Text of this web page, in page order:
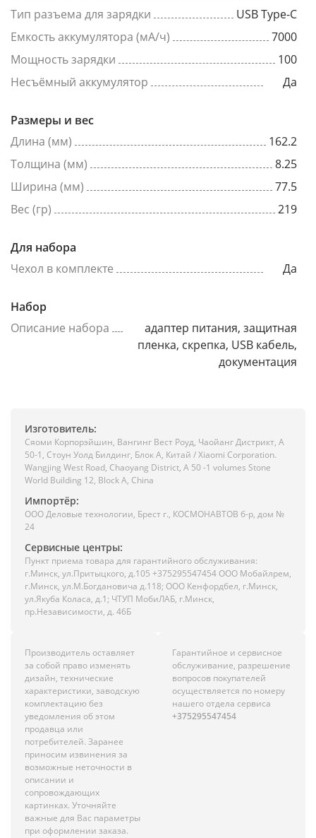
Тип разъема для зарядки
USB Type-C
Емкость аккумулятора (мА/ч)
7000
Мощность зарядки
100
Несъёмный аккумулятор
Да
Размеры и вес
Длина (мм)
162.2
Толщина (мм)
8.25
Ширина (мм)
77.5
Вес (гр)
219
Для набора
Чехол в комплекте
Да
Набор
Описание набора
адаптер питания, защитная
пленка, скрепка, USB кабель,
документация
Изготовитель:
Сяоми Корпорэйшин, Вангинг Вест Роуд, Чаойанг Дистрикт, А
50-1, Стоун Уолд Билдинг, Блок А, Китай / Xiaomi Corporation.
Wangjing West Road, Chaoyang District, A 50 -1 volumes Stone
World Building 12, Block A, China
Импортёр:
ООО Деловые технологии, Брест г., КОСМОНАВТОВ б-р, дом №
24
Сервисные центры:
Пункт приема товара для гарантийного обслуживания:
г.Минск, ул.Притыцкого, д.105 +375295547454 ООО Мобайлрем,
г.Минск, ул.М.Богдановича д.118; ООО Кенфордбел, г.Минск,
ул.Якуба Коласа, д.1; ЧТУП МобиЛАБ, г.Минск,
пр.Независимости, д. 46Б
Производитель оставляет
за собой право изменять
дизайн, технические
характеристики, заводскую
комплектацию без
уведомления об этом
продавца или
потребителей. Заранее
приносим извинения за
возможные неточности в
описании и
сопровождающих
картинках. Уточняйте
важные для Вас параметры
при оформлении заказа.
Гарантийное и сервисное
обслуживание, разрешение
вопросов покупателей
осуществляется по номеру
нашего отдела сервиса
+375295547454